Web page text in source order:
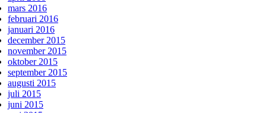
mars 2016
februari 2016
januari 2016
december 2015
november 2015
oktober 2015
september 2015
augusti 2015
juli 2015
juni 2015